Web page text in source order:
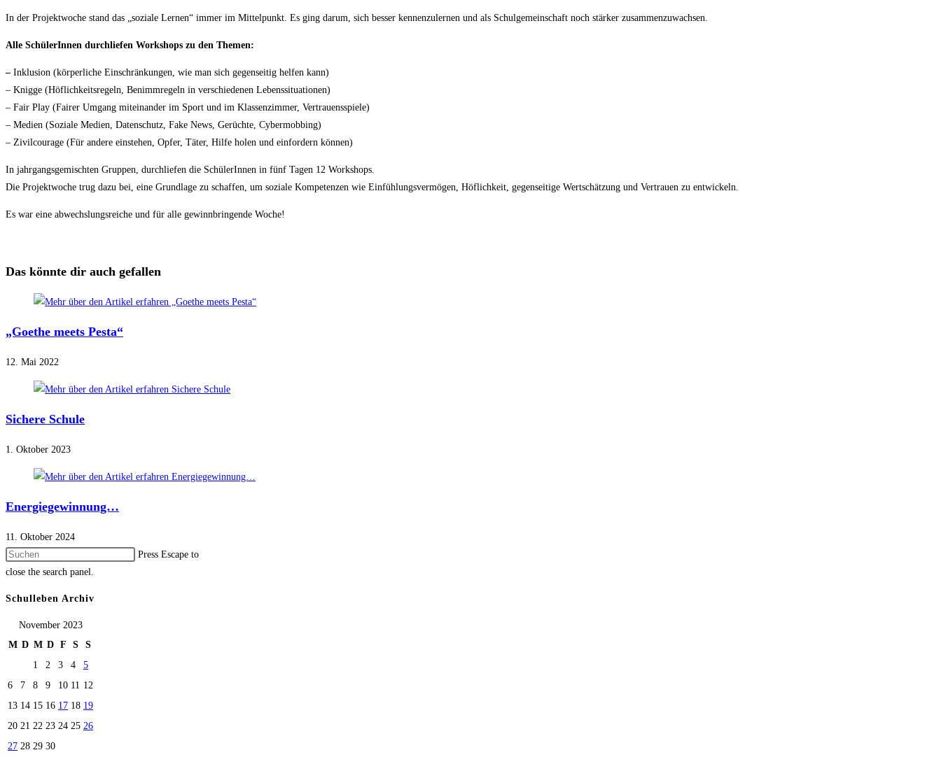
In der Projektwoche stand das „soziale Lernen“ immer im Mittelpunkt. Es ging darum, sich besser kennenzulernen und als Schulgemeinschaft noch stärker zusammenzuwachsen.
Alle SchülerInnen durchliefen Workshops zu den Themen:
– Inklusion (körperliche Einschränkungen, wie man sich gegenseitig helfen kann)
– Knigge (Höflichkeitsregeln, Benimmregeln in verschiedenen Lebenssituationen)
– Fair Play (Fairer Umgang miteinander im Sport und im Klassenzimmer, Vertrauensspiele)
– Medien (Soziale Medien, Datenschutz, Fake News, Gerüchte, Cybermobbing)
– Zivilcourage (Für andere einstehen, Opfer, Täter, Hilfe holen und einfordern können)
In jahrgangsgemischten Gruppen, durchliefen die SchülerInnen in fünf Tagen 12 Workshops.
Die Projektwoche trug dazu bei, eine Grundlage zu schaffen, um soziale Kompetenzen wie Einfühlungsvermögen, Höflichkeit, gegenseitige Wertschätzung und Vertrauen zu entwickeln.
Es war eine abwechslungsreiche und für alle gewinnbringende Woche!
Das könnte dir auch gefallen
„Goethe meets Pesta“
12. Mai 2022
Sichere Schule
1. Oktober 2023
Energiegewinnung…
11. Oktober 2024
Press Escape to
close the search panel.
Schulleben Archiv
November 2023
M D M D F S
S
1
2 3 4
5
6
7 8 9 10 11 12
13 14 15 16 17 18 19
20 21 22 23 24 25 26
27 28 29 30